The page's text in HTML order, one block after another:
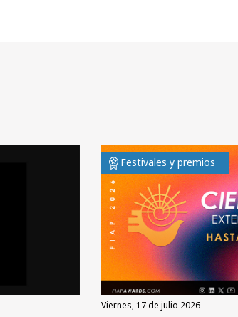
Festivales y premios
viernes, 17 de julio 2026